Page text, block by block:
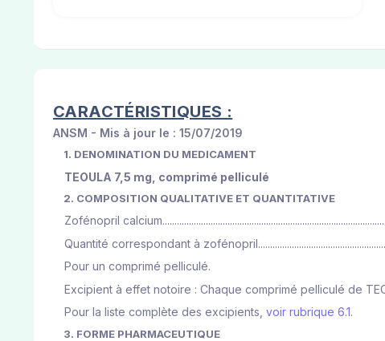
CARACTÉRISTIQUES :
ANSM - Mis à jour le : 15/07/2019
1. DENOMINATION DU MEDICAMENT
TEOULA 7,5 mg, comprimé pelliculé
2. COMPOSITION QUALITATIVE ET QUANTITATIVE
Zofénopril
Quantité correspondant à
Pour un comprimé pelliculé.
Excipient à effet notoire : Chaque comprimé pelliculé de
Pour la liste complète des excipients, voir rubrique 6.1.
3. FORME PHARMACEUTIQUE